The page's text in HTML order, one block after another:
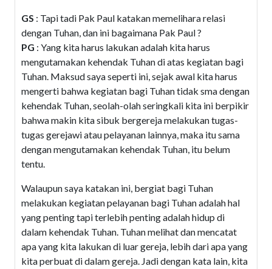
GS : Tapi tadi Pak Paul katakan memelihara relasi
dengan Tuhan, dan ini bagaimana Pak Paul ?
PG : Yang kita harus lakukan adalah kita harus
mengutamakan kehendak Tuhan di atas kegiatan bagi
Tuhan. Maksud saya seperti ini, sejak awal kita harus
mengerti bahwa kegiatan bagi Tuhan tidak sma dengan
kehendak Tuhan, seolah-olah seringkali kita ini berpikir
bahwa makin kita sibuk bergereja melakukan tugas-
tugas gerejawi atau pelayanan lainnya, maka itu sama
dengan mengutamakan kehendak Tuhan, itu belum
tentu.
Walaupun saya katakan ini, bergiat bagi Tuhan
melakukan kegiatan pelayanan bagi Tuhan adalah hal
yang penting tapi terlebih penting adalah hidup di
dalam kehendak Tuhan. Tuhan melihat dan mencatat
apa yang kita lakukan di luar gereja, lebih dari apa yang
kita perbuat di dalam gereja. Jadi dengan kata lain, kita